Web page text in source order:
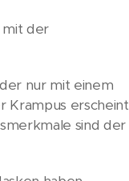
mit der
nur mit einem
Krampus erscheint
sind der